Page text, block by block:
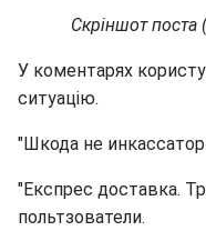
Скріншот
У коментарях
ситуацію.
"Шкода не
"Експрес доставка.
польтзователи.